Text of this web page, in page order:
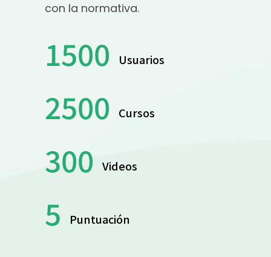
con la normativa.
1500 Usuarios
2500 Cursos
300 Videos
5 Puntuación